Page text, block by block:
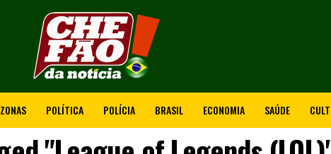
POLÍTICA POLÍCIA BRASIL ECONOMIA SAÚDE